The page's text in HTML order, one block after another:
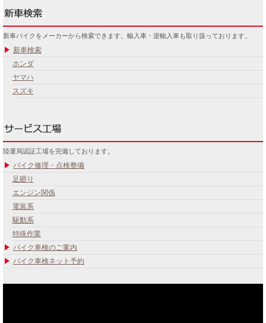
新車バイクをメーカーから検索できます。輸入車・逆輸入車も取り扱っております。
新車検索
ホンダ
ヤマハ
スズキ
陸運局認証工場を完備しております。
バイク修理・点検整備
足廻り
エンジン関係
電装系
駆動系
特殊作業
バイク車検のご案内
バイク車検ネット予約